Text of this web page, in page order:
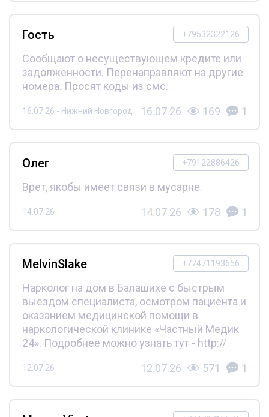
+79532322126
Гость
Сообщают о несуществующем кредите или
задолженности. Перенаправляют на другие
номера. Просят коды из смс.
16.07.26 - Нижний Новгород 16.07.26 169 1
+79122886426
Олег
Врет, якобы имеет связи в мусарне.
14.07.26 14.07.26 178 1
+77471193656
MelvinSlake
Нарколог на дом в Балашихе с быстрым
выездом специалиста, осмотром пациента и
оказанием медицинской помощи в
наркологической клинике «Частный Медик
24». Подробнее можно узнать тут - http://
12.07.26 12.07.26 571 1